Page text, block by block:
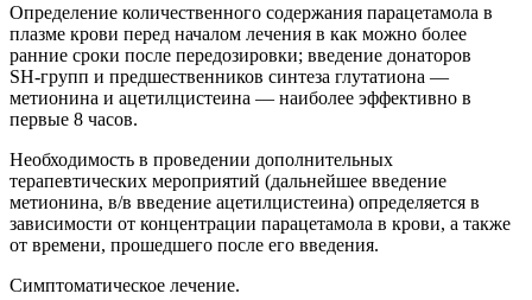
Определение количественного содержания парацетамола в
плазме крови перед началом лечения в как можно более
ранние сроки после передозировки; введение донаторов
SH‑групп и предшественников синтеза глутатиона —
метионина и ацетилцистеина — наиболее эффективно в
первые 8 часов.
Необходимость в проведении дополнительных
терапевтических мероприятий (дальнейшее введение
метионина, в/в введение ацетилцистеина) определяется в
зависимости от концентрации парацетамола в крови, а также
от времени, прошедшего после его введения.
Симптоматическое лечение.